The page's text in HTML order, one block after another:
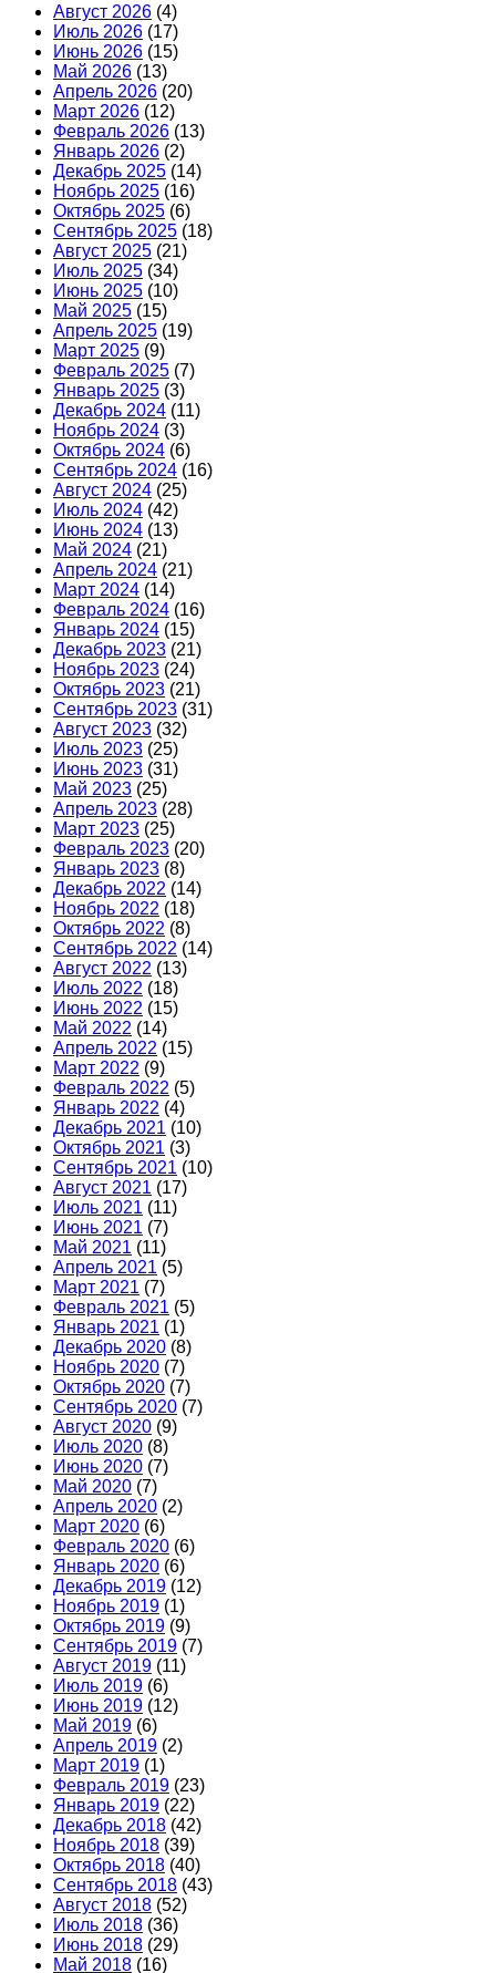
Август 2026 (4)
Июль 2026 (17)
Июнь 2026 (15)
Май 2026 (13)
Апрель 2026 (20)
Март 2026 (12)
Февраль 2026 (13)
Январь 2026 (2)
Декабрь 2025 (14)
Ноябрь 2025 (16)
Октябрь 2025 (6)
Сентябрь 2025 (18)
Август 2025 (21)
Июль 2025 (34)
Июнь 2025 (10)
Май 2025 (15)
Апрель 2025 (19)
Март 2025 (9)
Февраль 2025 (7)
Январь 2025 (3)
Декабрь 2024 (11)
Ноябрь 2024 (3)
Октябрь 2024 (6)
Сентябрь 2024 (16)
Август 2024 (25)
Июль 2024 (42)
Июнь 2024 (13)
Май 2024 (21)
Апрель 2024 (21)
Март 2024 (14)
Февраль 2024 (16)
Январь 2024 (15)
Декабрь 2023 (21)
Ноябрь 2023 (24)
Октябрь 2023 (21)
Сентябрь 2023 (31)
Август 2023 (32)
Июль 2023 (25)
Июнь 2023 (31)
Май 2023 (25)
Апрель 2023 (28)
Март 2023 (25)
Февраль 2023 (20)
Январь 2023 (8)
Декабрь 2022 (14)
Ноябрь 2022 (18)
Октябрь 2022 (8)
Сентябрь 2022 (14)
Август 2022 (13)
Июль 2022 (18)
Июнь 2022 (15)
Май 2022 (14)
Апрель 2022 (15)
Март 2022 (9)
Февраль 2022 (5)
Январь 2022 (4)
Декабрь 2021 (10)
Октябрь 2021 (3)
Сентябрь 2021 (10)
Август 2021 (17)
Июль 2021 (11)
Июнь 2021 (7)
Май 2021 (11)
Апрель 2021 (5)
Март 2021 (7)
Февраль 2021 (5)
Январь 2021 (1)
Декабрь 2020 (8)
Ноябрь 2020 (7)
Октябрь 2020 (7)
Сентябрь 2020 (7)
Август 2020 (9)
Июль 2020 (8)
Июнь 2020 (7)
Май 2020 (7)
Апрель 2020 (2)
Март 2020 (6)
Февраль 2020 (6)
Январь 2020 (6)
Декабрь 2019 (12)
Ноябрь 2019 (1)
Октябрь 2019 (9)
Сентябрь 2019 (7)
Август 2019 (11)
Июль 2019 (6)
Июнь 2019 (12)
Май 2019 (6)
Апрель 2019 (2)
Март 2019 (1)
Февраль 2019 (23)
Январь 2019 (22)
Декабрь 2018 (42)
Ноябрь 2018 (39)
Октябрь 2018 (40)
Сентябрь 2018 (43)
Август 2018 (52)
Июль 2018 (36)
Июнь 2018 (29)
Май 2018 (16)